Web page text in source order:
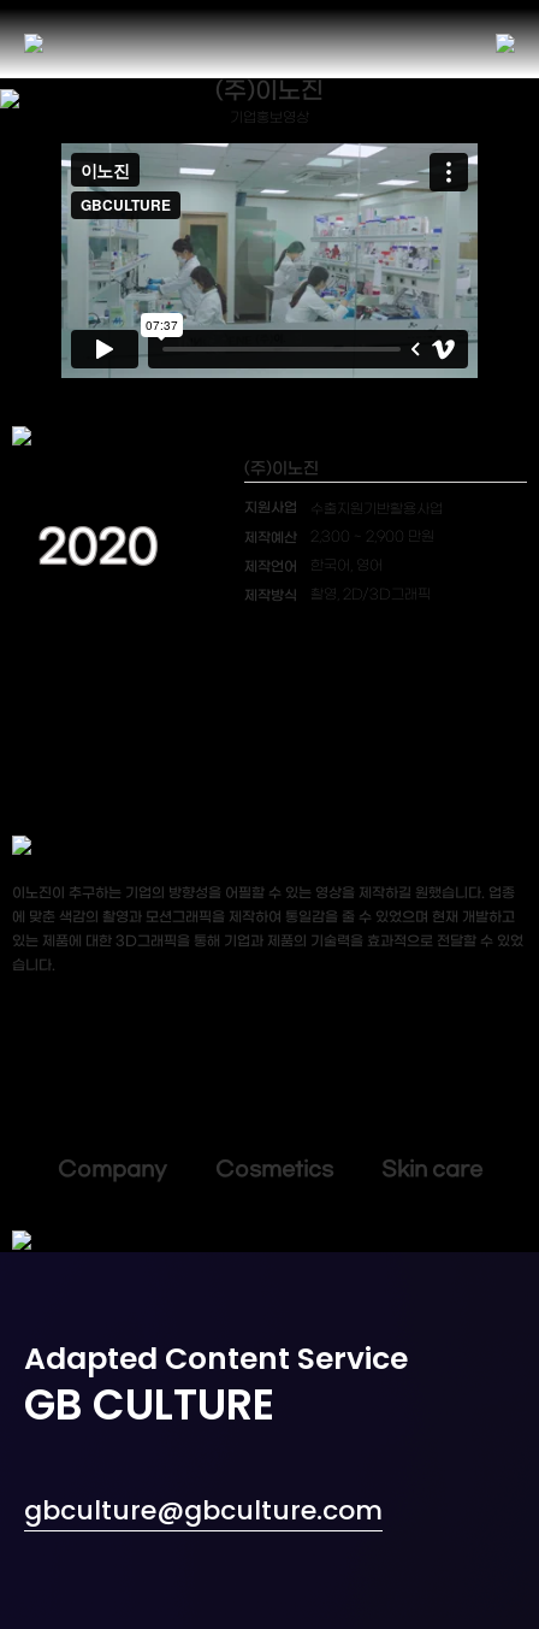
(주)이노진
기업홍보영상
2020
(주)이노진
지원사업 수출지원기반활용사업
제작예산 2,300 ~ 2,900 만원
제작언어 한국어, 영어
제작방식 촬영, 2D/3D그래픽
이노진이 추구하는 기업의 방향성을 어필할 수 있는 영상을 제작하길 원했습니다. 업종
에 맞춘 색감의 촬영과 모션그래픽을 제작하여 통일감을 줄 수 있었으며 현재 개발하고
있는 제품에 대한 3D그래픽을 통해 기업과 제품의 기술력을 효과적으로 전달할 수 있었
습니다.
Company Cosmetics Skin care
Adapted Content Service
GB CULTURE
gbculture@gbculture.com